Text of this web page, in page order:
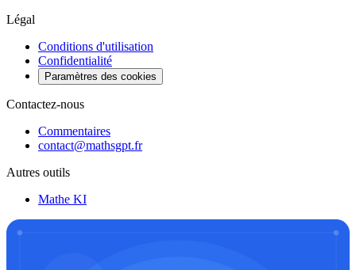
Légal
Conditions d'utilisation
Confidentialité
Paramètres des cookies
Contactez-nous
Commentaires
contact@mathsgpt.fr
Autres outils
Mathe KI